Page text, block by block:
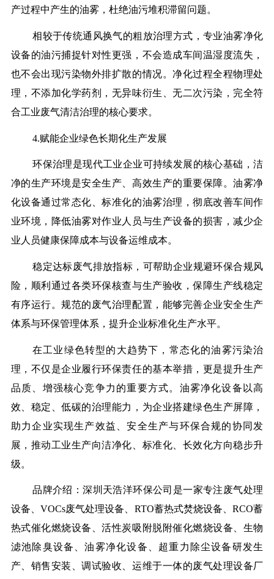
产过程中产生的油雾，杜绝油污堆积滞留问题。
相较于传统通风换气的粗放治理方式，专业油雾净化
设备的油污捕捉针对性更强，不会造成车间温湿度流失，
也不会出现污染物外排扩散的情况。净化过程全程物理处
理，不添加化学药剂，无异味衍生、无二次污染，完全符
合工业废气清洁治理的核心要求。
4.赋能企业绿色长期化生产发展
环保治理是现代工业企业可持续发展的核心基础，洁
净的生产环境是安全生产、高效生产的重要保障。油雾净
化设备通过常态化、标准化的油雾治理，彻底改善车间作
业环境，降低油雾对作业人员与生产设备的损害，减少企
业人员健康保障成本与设备运维成本。
稳定达标废气排放指标，可帮助企业规避环保合规风
险，顺利通过各类环保核查与生产验收，保障生产线稳定
有序运行。规范的废气治理配置，能够完善企业安全生产
体系与环保管理体系，提升企业标准化生产水平。
在工业绿色转型的大趋势下，常态化的油雾污染治
理，不仅是企业履行环保责任的基本举措，更是提升生产
品质、增强核心竞争力的重要方式。油雾净化设备以高
效、稳定、低碳的治理能力，为企业搭建绿色生产屏障，
助力企业实现生产效益、安全生产与环保合规的协同发
展，推动工业生产向洁净化、标准化、长效化方向稳步升
级。
品牌介绍：深圳天浩洋环保公司是一家专注废气处理
设备、VOCs废气处理设备、RTO蓄热式焚烧设备、RCO蓄
热式催化燃烧设备、活性炭吸附脱附催化燃烧设备、生物
滤池除臭设备、油雾净化设备、超重力除尘设备研发生
产、销售安装、调试验收、运维于一体的废气处理设备厂